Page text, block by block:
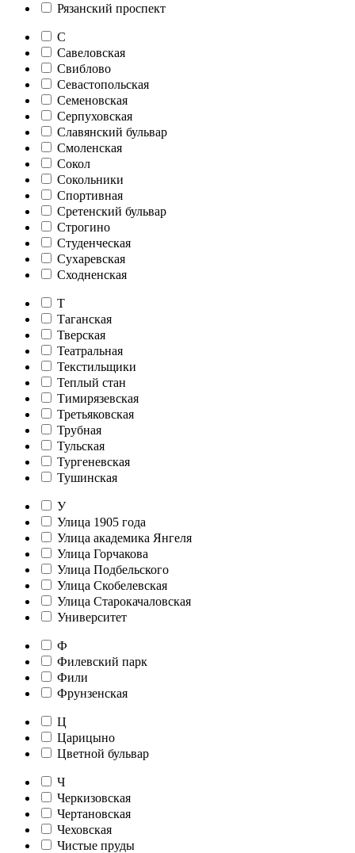
Рязанский проспект
С
Савеловская
Свиблово
Севастопольская
Семеновская
Серпуховская
Славянский бульвар
Смоленская
Сокол
Сокольники
Спортивная
Сретенский бульвар
Строгино
Студенческая
Сухаревская
Сходненская
Т
Таганская
Тверская
Театральная
Текстильщики
Теплый стан
Тимирязевская
Третьяковская
Трубная
Тульская
Тургеневская
Тушинская
У
Улица 1905 года
Улица академика Янгеля
Улица Горчакова
Улица Подбельского
Улица Скобелевская
Улица Старокачаловская
Университет
Ф
Филевский парк
Фили
Фрунзенская
Ц
Царицыно
Цветной бульвар
Ч
Черкизовская
Чертановская
Чеховская
Чистые пруды